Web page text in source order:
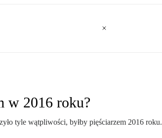
w 2016 roku?
tyle wątpliwości, byłby pięściarzem 2016 roku.